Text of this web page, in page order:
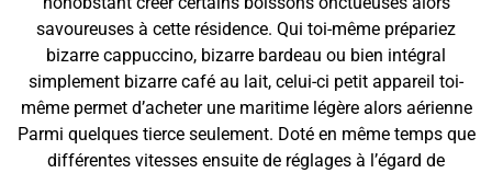
savoureuses à cette résidence. Qui toi-même prépariez
bizarre cappuccino, bizarre bardeau ou bien intégral
simplement bizarre café au lait, celui-ci petit appareil toi-
même permet d’acheter une maritime légère alors aérienne
Parmi quelques tierce seulement. Doté en même temps que
différentes vitesses ensuite de réglages à l’égard de